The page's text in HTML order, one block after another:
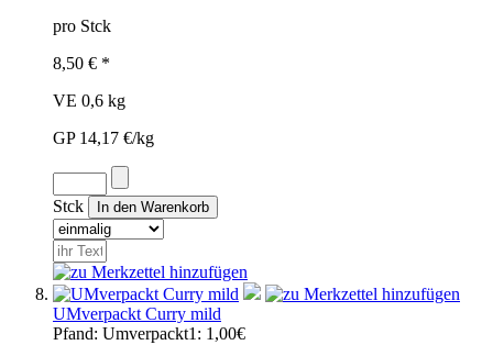
pro Stck
8,50 € *
VE 0,6 kg
GP 14,17 €/kg
Stck
UMverpackt Curry mild
Pfand: Umverpackt1: 1,00€